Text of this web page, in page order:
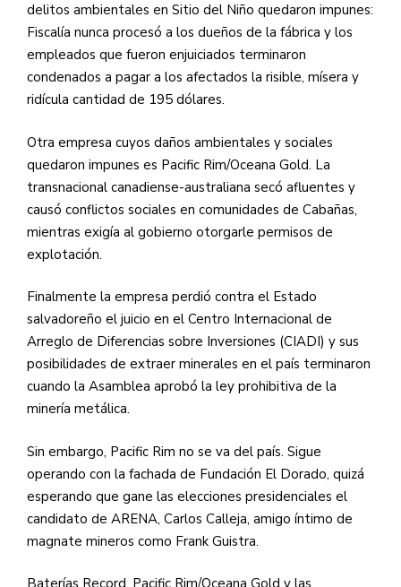
delitos ambientales en Sitio del Niño quedaron impunes:
Fiscalía nunca procesó a los dueños de la fábrica y los
empleados que fueron enjuiciados terminaron
condenados a pagar a los afectados la risible, mísera y
ridícula cantidad de 195 dólares.
Otra empresa cuyos daños ambientales y sociales
quedaron impunes es Pacific Rim/Oceana Gold. La
transnacional canadiense-australiana secó afluentes y
causó conflictos sociales en comunidades de Cabañas,
mientras exigía al gobierno otorgarle permisos de
explotación.
Finalmente la empresa perdió contra el Estado
salvadoreño el juicio en el Centro Internacional de
Arreglo de Diferencias sobre Inversiones (CIADI) y sus
posibilidades de extraer minerales en el país terminaron
cuando la Asamblea aprobó la ley prohibitiva de la
minería metálica.
Sin embargo, Pacific Rim no se va del país. Sigue
operando con la fachada de Fundación El Dorado, quizá
esperando que gane las elecciones presidenciales el
candidato de ARENA, Carlos Calleja, amigo íntimo de
magnate mineros como Frank Guistra.